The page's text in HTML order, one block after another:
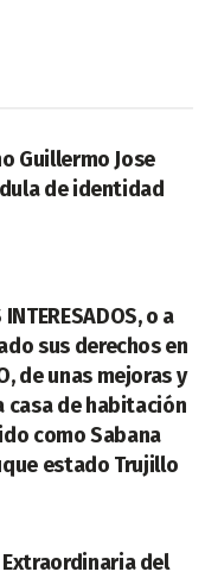
Guillermo Jose
de identidad
o a
sus derechos en
de unas mejoras y
casa de habitación
como Sabana
estado Trujillo
del